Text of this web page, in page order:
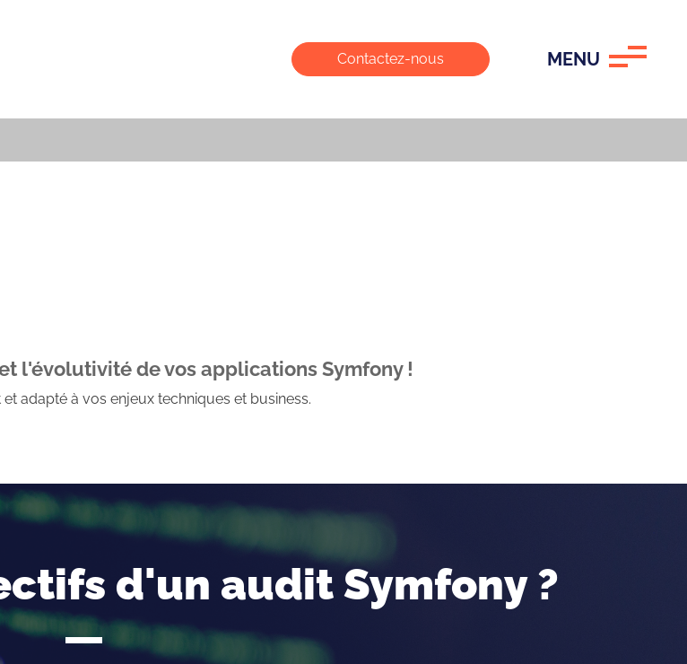
Contactez-nous MENU
l'évolutivité de vos applications Symfony !
adapté à vos enjeux techniques et business.
d'un audit Symfony ?